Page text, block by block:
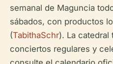
semanal de Maguncia
sábados, con productos
(TabithaSchr). La catedral
conciertos regulares y